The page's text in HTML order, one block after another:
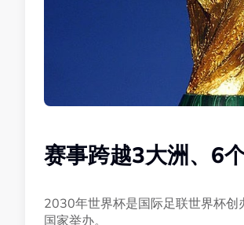
赛事跨越3大洲、6
2030年世界杯是国际足联世界杯
国家举办。